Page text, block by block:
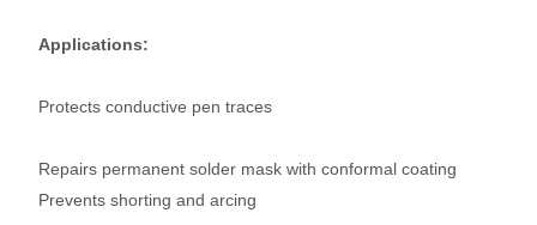
Applications:
Protects conductive pen traces
Repairs permanent solder mask with conformal coating
Prevents shorting and arcing